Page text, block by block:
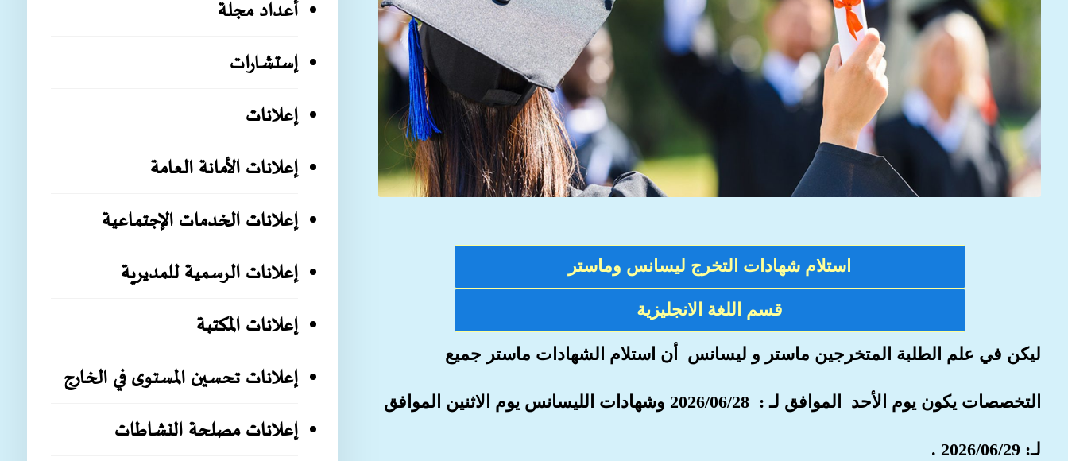
استلام شهادات التخرج ليسانس وماستر
قسم اللغة الانجليزية
ليكن في علم الطلبة المتخرجين ماستر و ليسانس أن استلام الشهادات ماستر جميع
التخصصات يكون يوم الأحد الموافق لـ : 2026/06/28 وشهادات الليسانس يوم الاثنين الموافق
لـ:
أعداد مجلة
إستشارات
إعلانات
إعلانات الأمانة العامة
إعلانات الخدمات الإجتماعية
إعلانات الرسمية للمديرية
إعلانات المكتبة
إعلانات تحسين المستوى في الخارج
إعلانات مصلحة النشاطات